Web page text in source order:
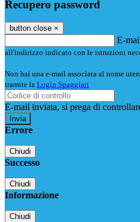
Recupero password
button close ×
E-
all'indirizzo indicato con le istruzioni
Non hai una e-mail associata al nome
tramite la Login Spaggiari
E-mail inviata, si prega di
Errore
Chiudi
Successo
Chiudi
Informazione
Chiudi